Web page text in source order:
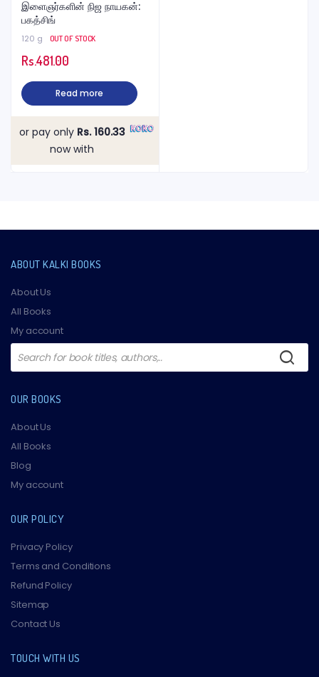
இளைஞர்களின் நிஜ நாயகன்:
பகத்சிங்
120 g OUT OF STOCK
Rs.481.00
Read more
or pay only Rs. 160.33
now with
ABOUT KALKI BOOKS
About Us
All Books
My account
Products
search
OUR BOOKS
About Us
All Books
Blog
My account
OUR POLICY
Privacy Policy
Terms and Conditions
Refund Policy
Sitemap
Contact Us
TOUCH WITH US